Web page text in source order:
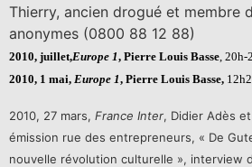
Thierry, ancien drogué et membre
anonymes (0800 88 12 88)
2010, juillet,Europe 1, Pierre Louis Basse , 20h-
2010, 1 mai, Europe 1, Pierre Louis Basse,
2010, 27 mars, France Inter, Didier Adès
émission rue des entrepreneurs, « De
nouvelle révolution culturelle », interview